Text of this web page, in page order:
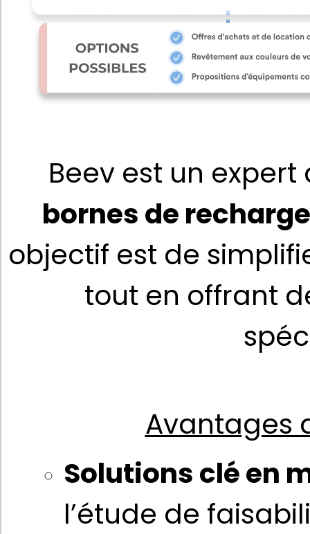
Beev est un
bornes de
objectif est de
tout en offrant
Avantages
Solutions clé en
l’étude de